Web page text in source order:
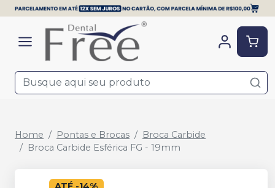
Home Pontas e Brocas
Broca Carbide
Broca Carbide Esférica FG - 19mm